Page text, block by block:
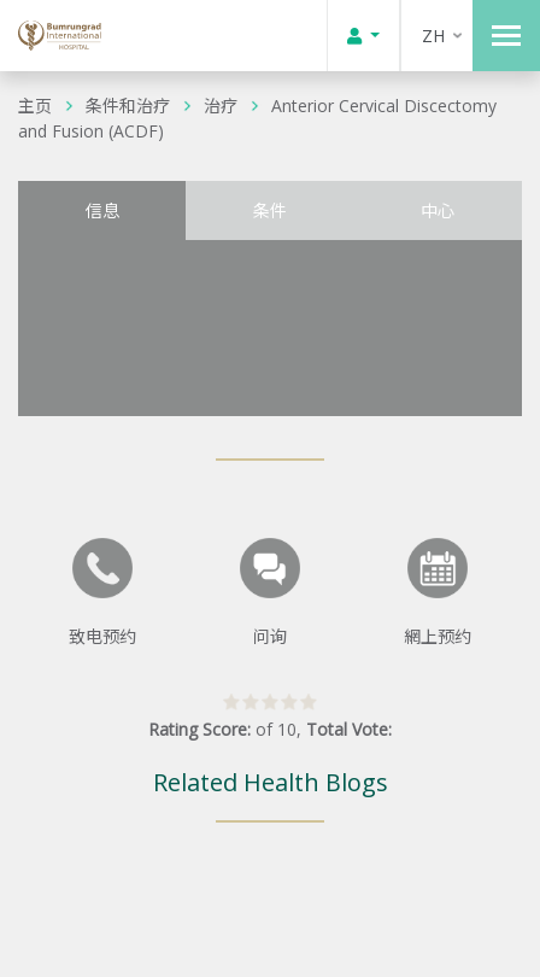
ZH
主页 条件和治疗 治疗
Anterior Cervical Discectomy
and Fusion (ACDF)
信息 条件 中心
致电预约 问询 網上预约
Rating Score: of 10, Total Vote:
Related Health Blogs